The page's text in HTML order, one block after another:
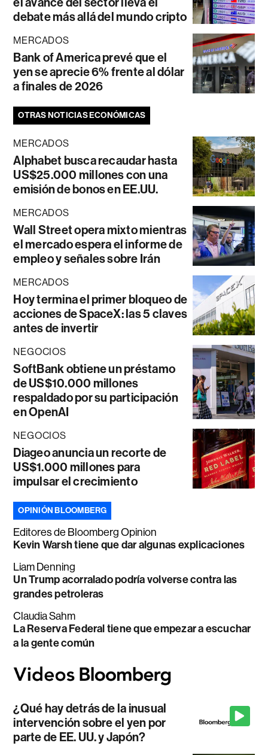
debate más allá del mundo cripto
MERCADOS
Bank of America prevé que el
yen se aprecie 6% frente al dólar
a finales de 2026
OTRAS NOTICIAS ECONÓMICAS
MERCADOS
Alphabet busca recaudar hasta
US$25.000 millones con una
emisión de bonos en EE.UU.
MERCADOS
Wall Street opera mixto mientras
el mercado espera el informe de
empleo y señales sobre Irán
MERCADOS
Hoy termina el primer bloqueo de
acciones de SpaceX: las 5 claves
antes de invertir
NEGOCIOS
SoftBank obtiene un préstamo
de US$10.000 millones
respaldado por su participación
en OpenAI
NEGOCIOS
Diageo anuncia un recorte de
US$1.000 millones para
impulsar el crecimiento
OPINIÓN BLOOMBERG
Editores de Bloomberg Opinion
Kevin Warsh tiene que dar algunas explicaciones
Liam Denning
Un Trump acorralado podría volverse contra las
grandes petroleras
Claudia Sahm
La Reserva Federal tiene que empezar a escuchar
a la gente común
¿Qué hay detrás de la inusual
intervención sobre el yen por
parte de EE. UU. y Japón?